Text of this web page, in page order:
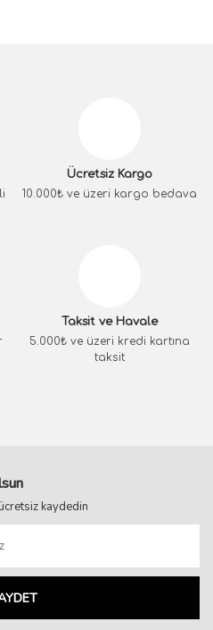
Ücretsiz Kargo
10.000₺ ve üzeri kargo bedava
Taksit ve Havale
5.000₺ ve üzeri kredi kartına
taksit
kaydedin